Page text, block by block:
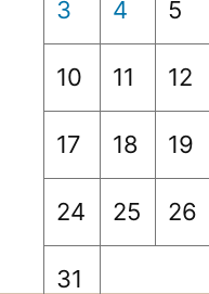
3 4 5
10 11 12
17 18 19
24 25 26
31